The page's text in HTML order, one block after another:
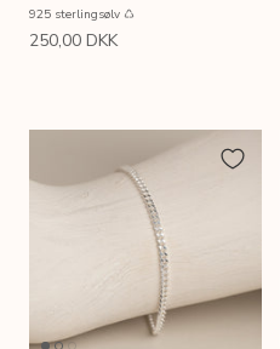
925 sterlingsølv ♺
250,00 DKK